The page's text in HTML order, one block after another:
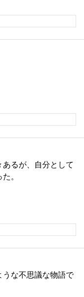
るが、自分として
。
うな不思議な物語で